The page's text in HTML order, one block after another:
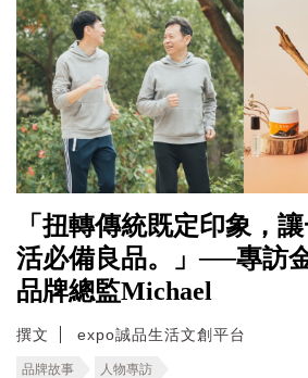
「扭轉傳統既定印象，
活必備良品。」──專訪
品牌總監Michael
撰文 expo誠品生活文創平台
品牌故事 人物專訪